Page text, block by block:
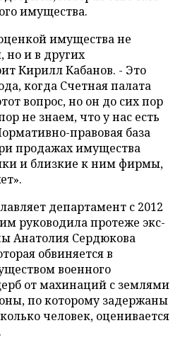
имущества.
имущества не
но и в других
Кирилл Кабанов. - Это
когда Счетная палата
вопрос, но он до сих пор
не знаем, что у нас есть
правовая база
продажах имущества
и близкие к ним фирмы,
департамент с 2012
руководила протеже экс-
Анатолия Сердюкова
обвиняется в
военного
от махинаций с землями
по которому задержаны
человек, оценивается